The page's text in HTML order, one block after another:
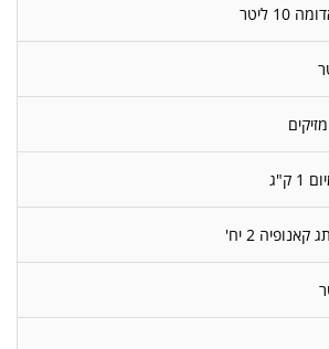
ליטר
ק"ג
2 יח'